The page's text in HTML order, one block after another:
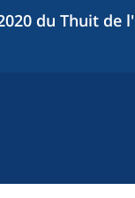
du Thuit de